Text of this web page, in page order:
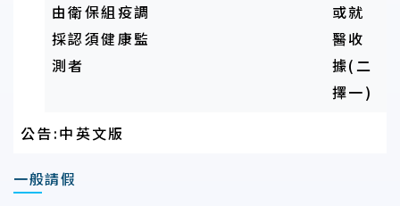
由衛保組疫調
採認須健康監
測者
或就
醫收
據(二
擇一)
公告:中英文版
一般請假